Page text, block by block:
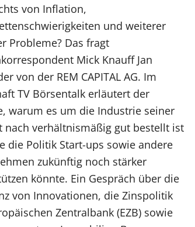
von Inflation,
und weiterer
Probleme? Das fragt
Mick Knauff Jan
von der REM CAPITAL AG. Im
TV Börsentalk erläutert der
warum es um die Industrie seiner
nach verhältnismäßig gut bestellt ist
die Politik Start-ups sowie andere
zukünftig noch stärker
könnte. Ein Gespräch über die
von Innovationen, die Zinspolitik
Zentralbank (EZB) sowie